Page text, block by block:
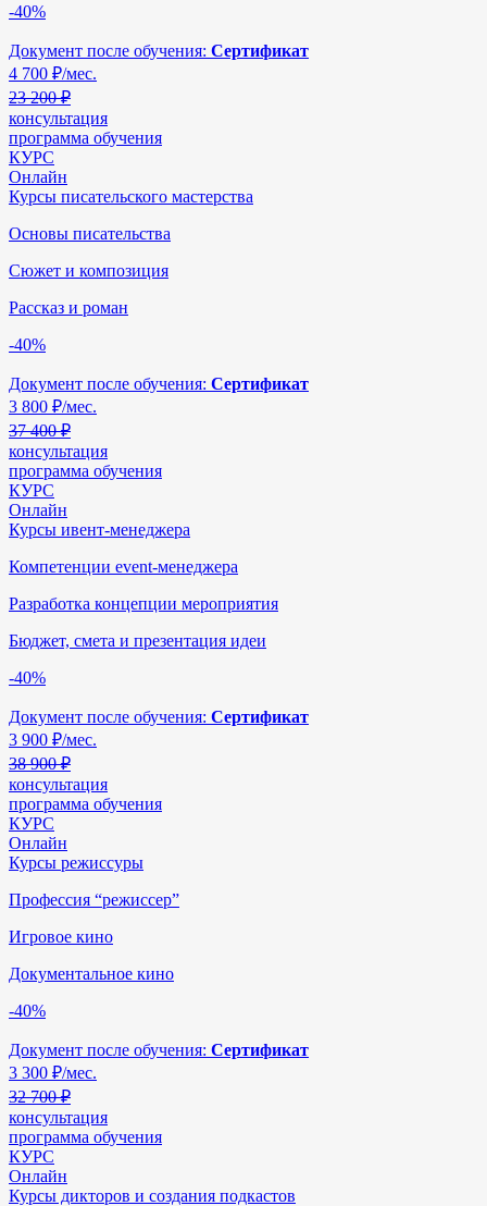
-40%
Документ после обучения: Сертификат
4 700 ₽/мес.
23 200 ₽
консультация
программа обучения
КУРС
Онлайн
Курсы писательского мастерства
Основы писательства
Сюжет и композиция
Рассказ и роман
-40%
Документ после обучения: Сертификат
3 800 ₽/мес.
37 400 ₽
консультация
программа обучения
КУРС
Онлайн
Курсы ивент-менеджера
Компетенции event-менеджера
Разработка концепции мероприятия
Бюджет, смета и презентация идеи
-40%
Документ после обучения: Сертификат
3 900 ₽/мес.
38 900 ₽
консультация
программа обучения
КУРС
Онлайн
Курсы режиссуры
Профессия “режиссер”
Игровое кино
Документальное кино
-40%
Документ после обучения: Сертификат
3 300 ₽/мес.
32 700 ₽
консультация
программа обучения
КУРС
Онлайн
Курсы дикторов и создания подкастов